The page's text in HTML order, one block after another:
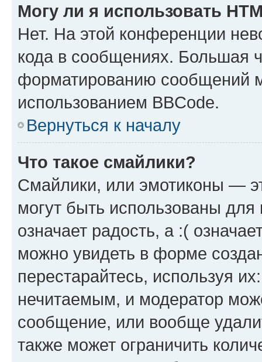
Могу ли я использовать
Нет. На этой конференции
кода в сообщениях. Большая
форматированию сообщений
использованием BBCode.
Вернуться к началу
Что такое смайлики?
Смайлики, или эмотиконы —
могут быть использованы
означает радость, а :(
можно увидеть в форме
перестарайтесь, используя
нечитаемым, и модератор
сообщение, или вообще
также может ограничить